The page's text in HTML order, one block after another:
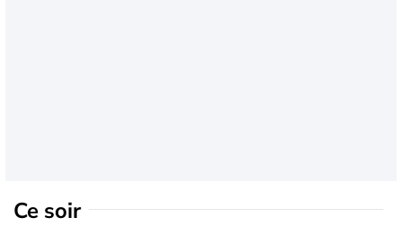
Ce soir